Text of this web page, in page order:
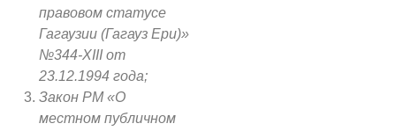
правовом статусе
Гагаузии (Гагауз Ери)»
№344-XIII от
23.12.1994 года;
Закон РМ «О
местном публичном